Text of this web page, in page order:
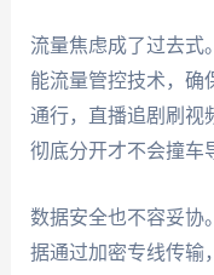
流量焦虑成了过去式
能流量管控技术，确
通行，直播追剧刷视
彻底分开才不会撞车
数据安全也不容妥协
据通过加密专线传输